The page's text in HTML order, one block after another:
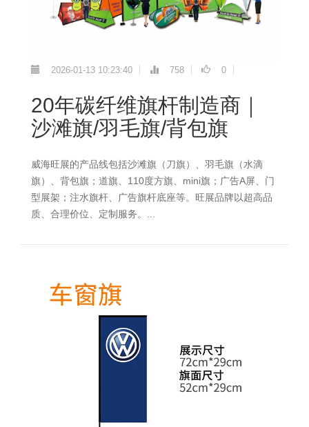
2026-01-13 10:23:40 758 0
20年碳纤维旗杆制造商｜
沙滩旗/羽毛旗/背包旗
威海旺展的产品线包括沙滩旗（刀旗）、羽毛旗（水滴
旗）、背包旗；道旗、110度方旗、mini旗；广告A屏、门
型展架；注水旗杆、广告旗杆底座等。旺展品牌以超高品
质、合理价位、定制服务。...